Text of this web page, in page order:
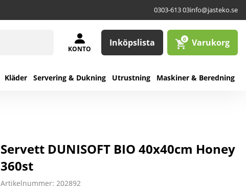
0303-613 03info@jasteko.se
KONTO
Inköpslista 0 Varukorg
Kläder Servering & Dukning Utrustning Maskiner & Beredning
Servett DUNISOFT BIO 40x40cm Honey
360st
Artikelnummer: 202892